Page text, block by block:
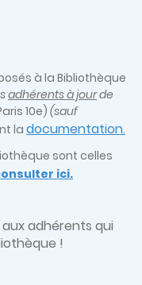
à la Bibliothèque
adhérents à jourde
10e) (sauf
ladocumentation.
sont celles
ici.
adhérents qui
!